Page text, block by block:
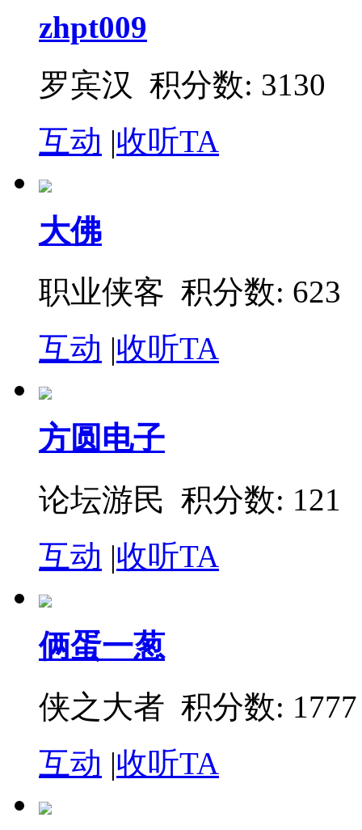
zhpt009
罗宾汉 积分数: 3130
互动 |收听TA
大佛
职业侠客 积分数: 623
互动 |收听TA
方圆电子
论坛游民 积分数: 121
互动 |收听TA
俩蛋一葱
侠之大者 积分数: 1777
互动 |收听TA